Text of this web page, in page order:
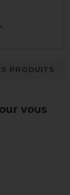
PRODUITS
vous